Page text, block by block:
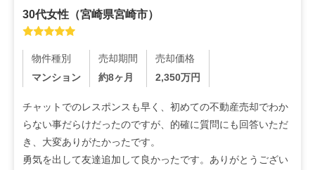
30代女性 （宮崎県宮崎市）
物件種別
マンション
売却期間
約8ヶ月
売却価格
2,350万円
チャットでのレスポンスも早く、初めての不動産売却でわか
らない事だらけだったのですが、的確に質問にも回答いただ
き、大変ありがたかったです。
勇気を出して友達追加して良かったです。ありがとうござい